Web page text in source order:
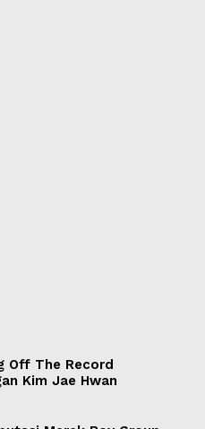
Off The Record
Kim Jae Hwan